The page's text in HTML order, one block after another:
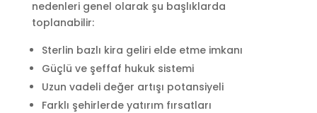
nedenleri genel olarak şu başlıklarda
toplanabilir:
Sterlin bazlı kira geliri elde etme imkanı
Güçlü ve şeffaf hukuk sistemi
Uzun vadeli değer artışı potansiyeli
Farklı şehirlerde yatırım fırsatları